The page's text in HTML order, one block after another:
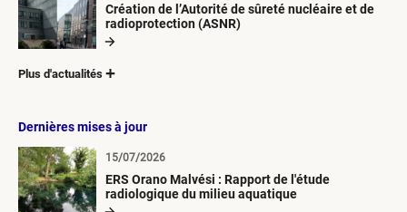
Création de l’Autorité de sûreté nucléaire et de
radioprotection (ASNR)
Plus d'actualités
Dernières mises à jour
ERS Orano Malvési : Rapport de l'étude
radiologique du milieu aquatique
15/07/2026